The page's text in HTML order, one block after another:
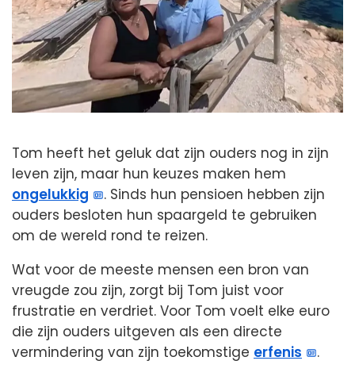
Tom heeft het geluk dat zijn ouders nog in zijn
leven zijn, maar hun keuzes maken hem
ongelukkig
. Sinds hun pensioen hebben zijn
ouders besloten hun spaargeld te gebruiken
om de wereld rond te reizen.
Wat voor de meeste mensen een bron van
vreugde zou zijn, zorgt bij Tom juist voor
frustratie en verdriet. Voor Tom voelt elke euro
die zijn ouders uitgeven als een directe
vermindering van zijn toekomstige erfenis
.